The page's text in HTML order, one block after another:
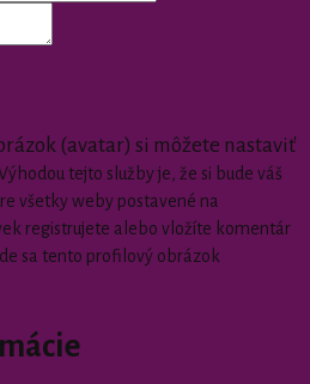
(avatar) si môžete nastaviť
tejto služby je, že si bude váš
všetky weby postavené na
registrujete alebo vložíte komentár
sa tento profilový obrázok